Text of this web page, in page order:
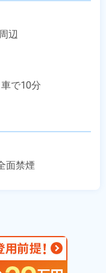
辺
で10分
面禁煙